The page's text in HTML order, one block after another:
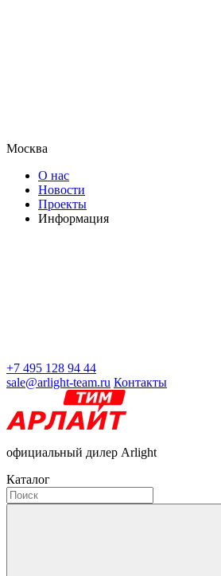
Москва
О нас
Новости
Проекты
Информация
+7 495 128 94 44
sale@arlight-team.ru Контакты
официальный дилер Arlight
Каталог